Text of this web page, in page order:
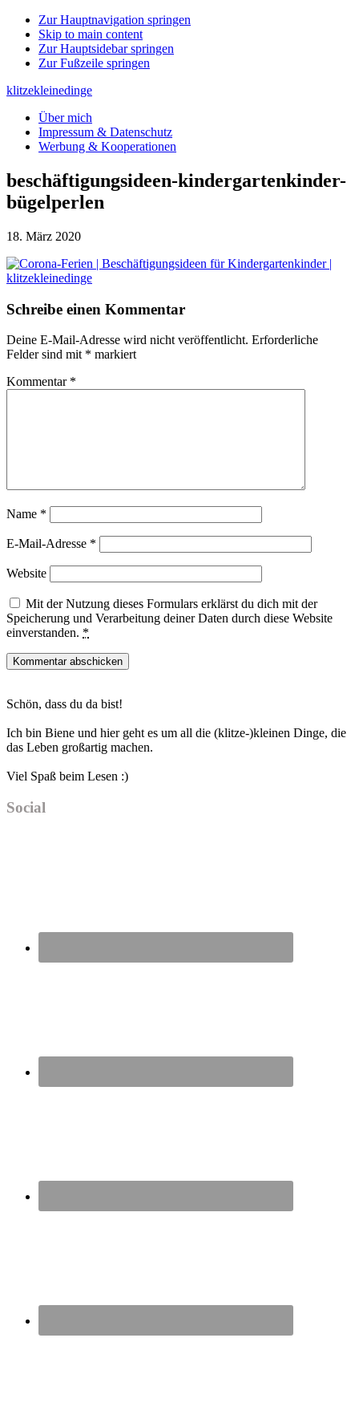
Zur Hauptnavigation springen
Skip to main content
Zur Hauptsidebar springen
Zur Fußzeile springen
klitzekleinedinge
Über mich
Impressum & Datenschutz
Werbung & Kooperationen
beschäftigungsideen-kindergartenkinder-
bügelperlen
18. März 2020
Leser-
Schreibe einen Kommentar
Deine E-Mail-Adresse wird nicht veröffentlicht. Erforderliche
Felder sind mit * markiert
Kommentar *
Name *
E-Mail-Adresse *
Website
Mit der Nutzung dieses Formulars erklärst du dich mit der
Speicherung und Verarbeitung deiner Daten durch diese Website
einverstanden. *
Sidebar
Schön, dass du da bist!
Ich bin Biene und hier geht es um all die (klitze-)kleinen Dinge, die
das Leben großartig machen.
Viel Spaß beim Lesen :)
Social